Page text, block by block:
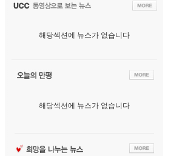
해당섹션에 뉴스가 없습니다
해당섹션에 뉴스가 없습니다